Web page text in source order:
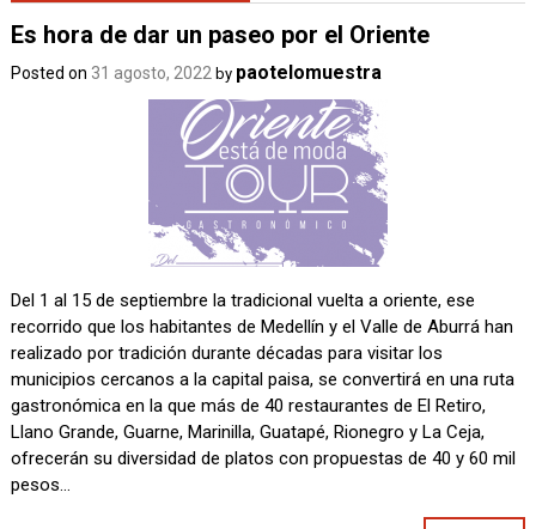
Es hora de dar un paseo por el Oriente
Posted on 31 agosto, 2022 by paotelomuestra
Del 1 al 15 de septiembre la tradicional vuelta a oriente, ese
recorrido que los habitantes de Medellín y el Valle de Aburrá han
realizado por tradición durante décadas para visitar los
municipios cercanos a la capital paisa, se convertirá en una ruta
gastronómica en la que más de 40 restaurantes de El Retiro,
Llano Grande, Guarne, Marinilla, Guatapé, Rionegro y La Ceja,
ofrecerán su diversidad de platos con propuestas de 40 y 60 mil
pesos…